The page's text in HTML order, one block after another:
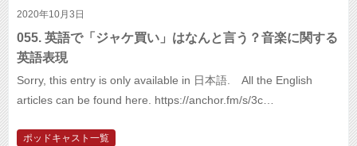
2020年10月3日
055. 英語で「ジャケ買い」はなんと言う？音楽に関する
英語表現
Sorry, this entry is only available in 日本語. All the English
articles can be found here. https://anchor.fm/s/3c…
ポッドキャスト一覧